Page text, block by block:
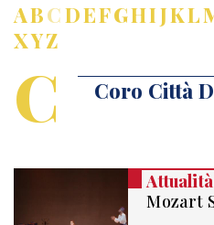
ABCDEFGHIJKL
XYZ
C Coro Città
Attualità
Mozart